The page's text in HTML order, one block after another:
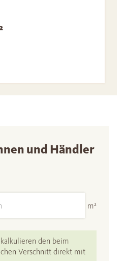
und Händler
m²
den beim
Verschnitt direkt mit